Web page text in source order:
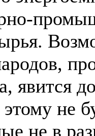
явится
не
не в